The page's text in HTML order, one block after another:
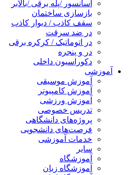
آسانسور /پله برقی /بالابر
بازسازی ساختمان
سقف کاذب / دیوار کاذب
در ضد سرقت
در اتوماتیک / کرکره برقی
در و پنجره
دکوراسیون داخلی
آموزشی
آموزش موسیقی
آموزش کامپیوتر
آموزش ورزشی
تدریس خصوصی
پروژه‌های دانشگاهی
فرصت‌های دانشجویی
خدمات آموزشی
سایر
آموزشگاه
آموزشگاه زبان